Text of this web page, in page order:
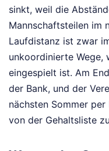
sinkt, weil die
Mannschaftsteilen im
Laufdistanz ist zwar
unkoordinierte Wege,
eingespielt ist. Am
der Bank, und der
nächsten Sommer
von der Gehaltsliste